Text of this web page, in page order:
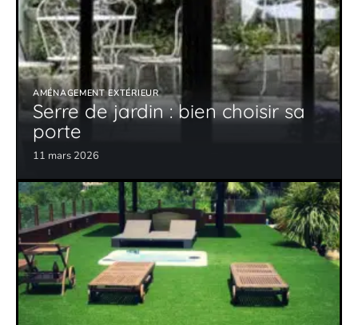
AMÉNAGEMENT EXTÉRIEUR
Serre de jardin : bien choisir sa
porte
11 mars 2026